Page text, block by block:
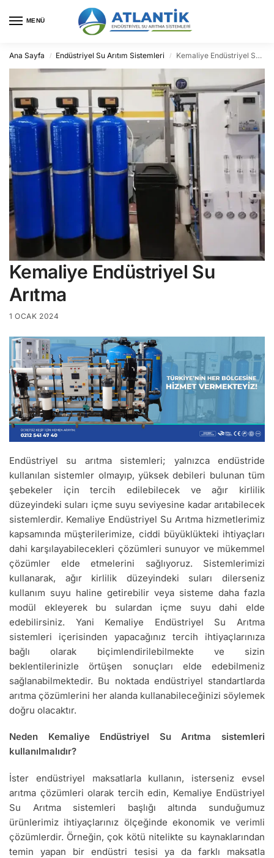
MENÜ
Ana Sayfa / Endüstriyel Su Arıtım Sistemleri / Kemaliye Endüstriyel Su Arıtma
Kemaliye Endüstriyel Su
Arıtma
1 OCAK 2024
Endüstriyel su arıtma sistemleri; yalnızca endüstride
kullanılan sistemler olmayıp, yüksek debileri bulunan tüm
şebekeler için tercih edilebilecek ve ağır kirlilik
düzeyindeki suları içme suyu seviyesine kadar arıtabilecek
sistemlerdir. Kemaliye Endüstriyel Su Arıtma hizmetlerimiz
kapsamında müşterilerimize, ciddi büyüklükteki ihtiyaçları
dahi karşılayabilecekleri çözümleri sunuyor ve mükemmel
çözümler elde etmelerini sağlıyoruz. Sistemlerimizi
kullanarak, ağır kirlilik düzeyindeki suları dilerseniz
kullanım suyu haline getirebilir veya sisteme daha fazla
modül ekleyerek bu sulardan içme suyu dahi elde
edebilirsiniz. Yani Kemaliye Endüstriyel Su Arıtma
sistemleri içerisinden yapacağınız tercih ihtiyaçlarınıza
bağlı olarak biçimlendirilebilmekte ve sizin
beklentilerinizle örtüşen sonuçları elde edebilmeniz
sağlanabilmektedir. Bu noktada endüstriyel standartlarda
arıtma çözümlerini her alanda kullanabileceğinizi söylemek
doğru olacaktır.
Neden Kemaliye Endüstriyel Su Arıtma sistemleri
kullanılmalıdır?
İster endüstriyel maksatlarla kullanın, isterseniz evsel
arıtma çözümleri olarak tercih edin, Kemaliye Endüstriyel
Su Arıtma sistemleri başlığı altında sunduğumuz
ürünlerimiz ihtiyaçlarınız ölçeğinde ekonomik ve verimli
çözümlerdir. Örneğin, çok kötü nitelikte su kaynaklarından
temin yapan bir endüstri tesisi ya da farklı maksatla